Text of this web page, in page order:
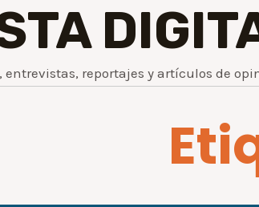
reportajes y artículos de